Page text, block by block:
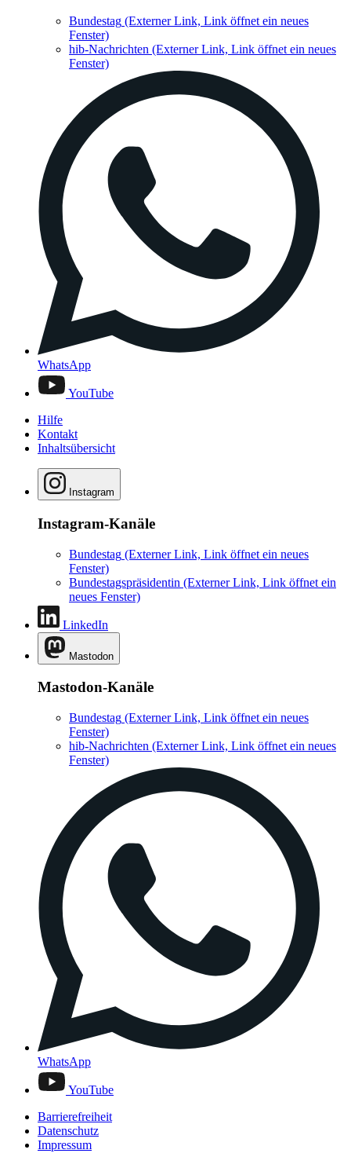
Bundestag (Externer Link, Link öffnet ein neues
Fenster)
hib-Nachrichten (Externer Link, Link öffnet ein neues
Fenster)
WhatsApp
YouTube
Hilfe
Kontakt
Inhaltsübersicht
Instagram
Instagram-Kanäle
Bundestag (Externer Link, Link öffnet ein neues
Fenster)
Bundestagspräsidentin (Externer Link, Link öffnet ein
neues Fenster)
LinkedIn
Mastodon
Mastodon-Kanäle
Bundestag (Externer Link, Link öffnet ein neues
Fenster)
hib-Nachrichten (Externer Link, Link öffnet ein neues
Fenster)
WhatsApp
YouTube
Barrierefreiheit
Datenschutz
Impressum